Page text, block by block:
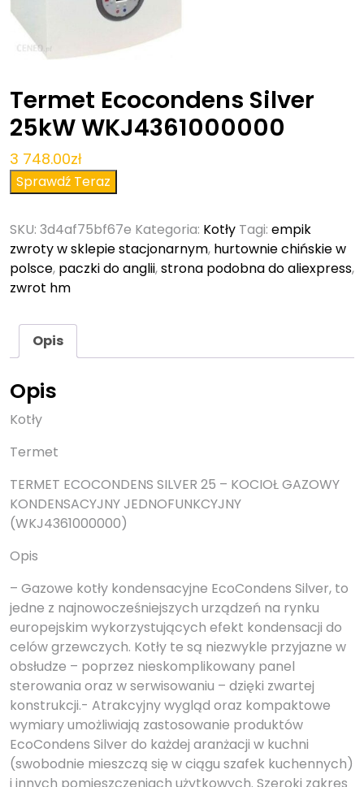
Termet Ecocondens Silver
25kW WKJ4361000000
3 748.00zł
Sprawdź Teraz
SKU: 3d4af75bf67e Kategoria: Kotły Tagi: empik
zwroty w sklepie stacjonarnym, hurtownie chińskie w
polsce, paczki do anglii,strona podobna do aliexpress,
zwrot hm
Opis
Opis
Kotły
Termet
TERMET ECOCONDENS SILVER 25 – KOCIOŁ GAZOWY
KONDENSACYJNY JEDNOFUNKCYJNY
(WKJ4361000000)
Opis
– Gazowe kotły kondensacyjne EcoCondens Silver, to
jedne z najnowocześniejszych urządzeń na rynku
europejskim wykorzystujących efekt kondensacji do
celów grzewczych. Kotły te są niezwykle przyjazne w
obsłudze – poprzez nieskomplikowany panel
sterowania oraz w serwisowaniu – dzięki zwartej
konstrukcji.- Atrakcyjny wygląd oraz kompaktowe
wymiary umożliwiają zastosowanie produktów
EcoCondens Silver do każdej aranżacji w kuchni
(swobodnie mieszczą się w ciągu szafek kuchennych)
i innych pomieszczeniach użytkowych. Szeroki zakres